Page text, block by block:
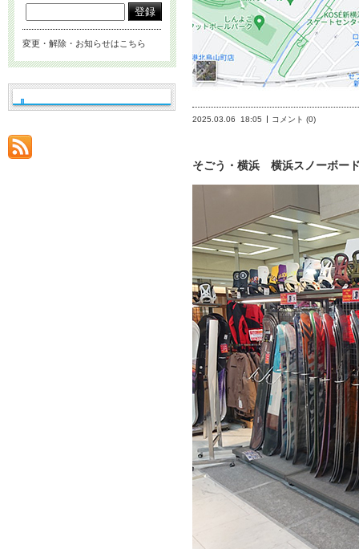
2025.03.06 18:05 コメント (0)
そごう・横浜 横浜スノーボー
変更・解除・お知らせはこちら